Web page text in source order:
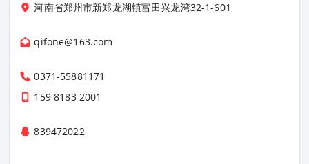
河南省郑州市新郑龙湖镇富田兴龙湾32-1-601
qifone@163.com
0371-55881171
159 8183 2001
839472022